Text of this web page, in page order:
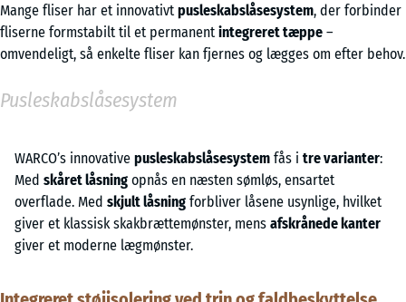
Mange fliser har et innovativt pusleskabslåsesystem, der forbinder
fliserne formstabilt til et permanent integreret tæppe –
omvendeligt, så enkelte fliser kan fjernes og lægges om efter behov.
Pusleskabslåsesystem
WARCO’s innovative pusleskabslåsesystem fås i tre varianter:
Med skåret låsning opnås en næsten sømløs, ensartet
overflade. Med skjult låsning forbliver låsene usynlige, hvilket
giver et klassisk skakbrættemønster, mens afskrånede kanter
giver et moderne lægmønster.